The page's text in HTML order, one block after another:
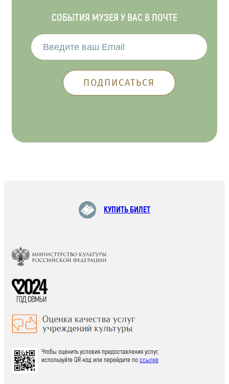
СОБЫТИЯ МУЗЕЯ У ВАС В ПОЧТЕ
КУПИТЬ БИЛЕТ
Чтобы оценить условия предоставления услуг,
используйте QR-код или перейдите поссылке